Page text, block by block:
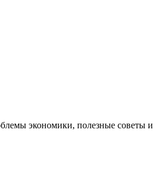
экономики, полезные советы и